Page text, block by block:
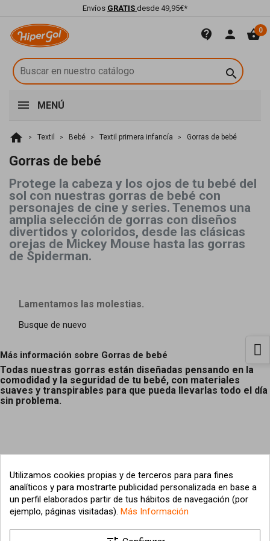
Envíos GRATIS desde 49,95€*
contact_support person shopping_basket0

MENÚ
home Textil Bebé Textil primera infancía Gorras de bebé
Gorras de bebé
Protege la cabeza y los ojos de tu bebé del
sol con nuestras gorras de bebé con
personajes de cine y series. Tenemos una
amplia selección de gorras con diseños
divertidos y coloridos, desde las clásicas
orejas de Mickey Mouse hasta las gorras
de Spiderman.
Lamentamos las molestias.
Busque de nuevo
Más información sobre Gorras de bebé
Todas nuestras gorras están diseñadas pensando en la
comodidad y la seguridad de tu bebé, con materiales
suaves y transpirables para que pueda llevarlas todo el día
sin problema.
Nuestra empresa 
Utilizamos cookies propias y de terceros para para fines
analíticos y para mostrarte publicidad personalizada en base a
un perfil elaborados partir de tus hábitos de navegación (por
ejemplo, páginas visitadas). Más Información